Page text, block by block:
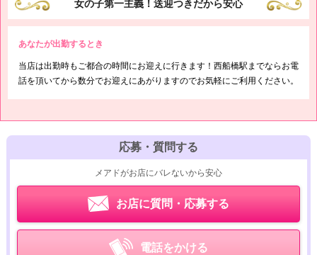
女の子第一主義！送迎つきだから安心
あなたが出勤するとき
当店は出勤時もご都合の時間にお迎えに行きます！西船橋駅までならお電
話を頂いてから数分でお迎えにあがりますのでお気軽にご利用ください。
応募・質問する
メアドがお店にバレないから安心
お店に質問・応募する
電話をかける